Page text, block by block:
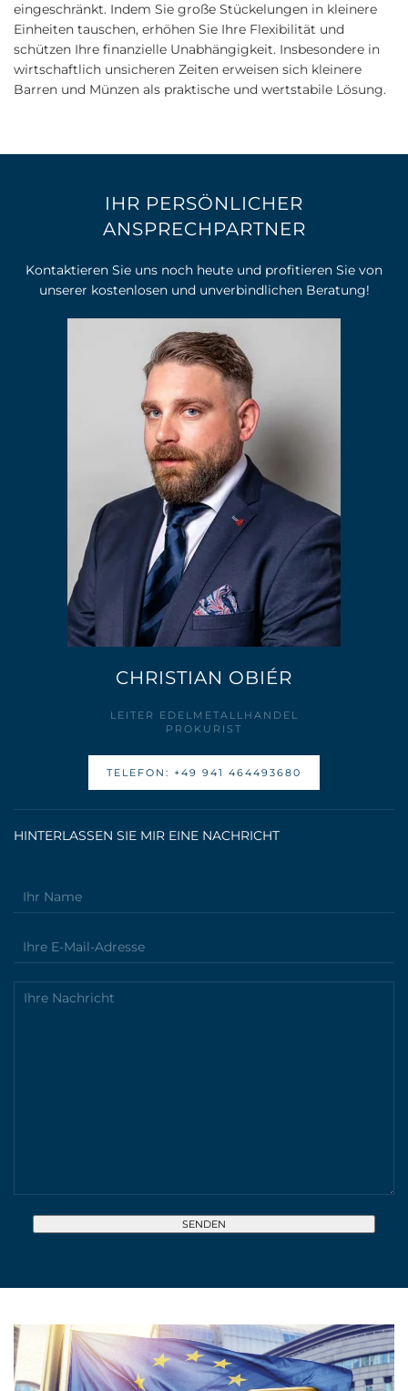
eingeschränkt. Indem Sie große Stückelungen in kleinere
Einheiten tauschen, erhöhen Sie Ihre Flexibilität und
schützen Ihre finanzielle Unabhängigkeit. Insbesondere in
wirtschaftlich unsicheren Zeiten erweisen sich kleinere
Barren und Münzen als praktische und wertstabile Lösung.
IHR PERSÖNLICHER
ANSPRECHPARTNER
Kontaktieren Sie uns noch heute und profitieren Sie von
unserer kostenlosen und unverbindlichen Beratung!
CHRISTIAN OBIÉR
LEITER EDELMETALLHANDEL
PROKURIST
TELEFON: +49 941 464493680
HINTERLASSEN SIE MIR EINE NACHRICHT
Bitte lasse dieses Feld leer.